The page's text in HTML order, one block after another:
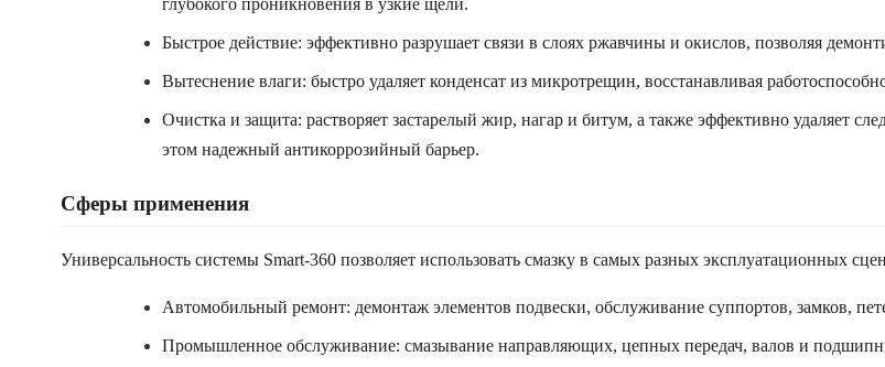
глубокого проникновения в узкие щели.
Быстрое действие: эффективно разрушает связи в слоях ржавчины и окислов, позволяя
Вытеснение влаги: быстро удаляет конденсат из микротрещин, восстанавливая
Очистка и защита: растворяет застарелый жир, нагар и битум, а также эффективно удаляет
этом надежный антикоррозийный барьер.
Сферы применения
Универсальность системы Smart-360 позволяет использовать смазку в самых разных эксплуатационных
Автомобильный ремонт: демонтаж элементов подвески, обслуживание суппортов, замков,
Промышленное обслуживание: смазывание направляющих, цепных передач, валов и